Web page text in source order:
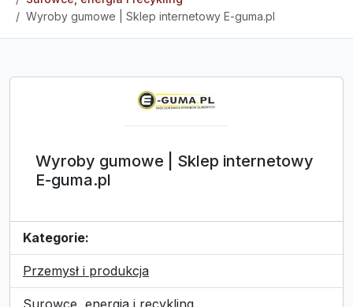
Wyroby gumowe | Sklep internetowy E-guma.pl
Wyroby gumowe | Sklep internetowy
E-guma.pl
Kategorie:
Przemysł i produkcja
Surowce, energia i recykling